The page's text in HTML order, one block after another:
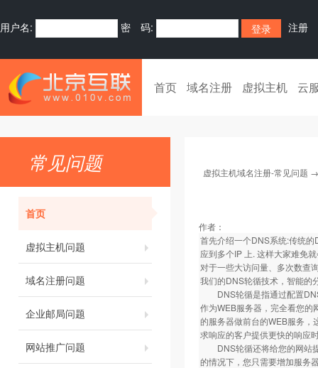
用户名: 密 码: 注册
首页 域名注册 虚拟主机 云
常见问题
首页
虚拟主机问题
域名注册问题
企业邮局问题
网站推广问题
虚拟主机域名注册-常见问题
作者：
首先介绍一个DNS系统:传统
应到多个IP 上. 这样大家难免
对于一些大访问量、多次数查
我们的DNS轮循技术，智能的
DNS轮循是指通过配置DNS
作为WEB服务器，完全看您的
的服务器做前台的WEB服务，
求响应的客户提供更快的响应
DNS轮循还将给您的网站提
的情况下，您只需要增加服务